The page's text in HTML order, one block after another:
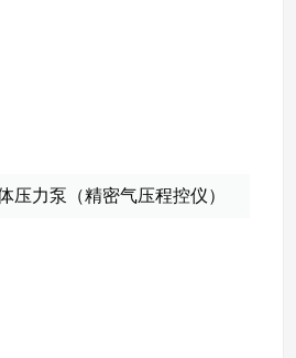
压力泵（精密气压程控仪）